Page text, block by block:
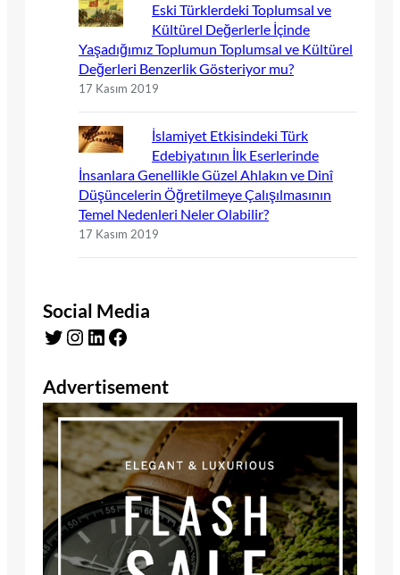
Eski Türklerdeki Toplumsal ve
Kültürel Değerlerle İçinde
Yaşadığımız Toplumun Toplumsal ve Kültürel
Değerleri Benzerlik Gösteriyor mu?
17 Kasım 2019
İslamiyet Etkisindeki Türk
Edebiyatının İlk Eserlerinde
İnsanlara Genellikle Güzel Ahlakın ve Dinî
Düşüncelerin Öğretilmeye Çalışılmasının
Temel Nedenleri Neler Olabilir?
17 Kasım 2019
Social Media
Twitter Instagram LinkedIn Facebook
Advertisement